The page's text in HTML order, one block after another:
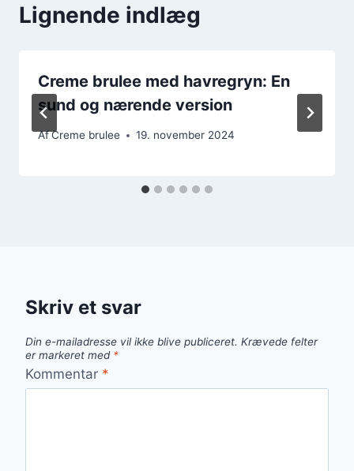
Lignende indlæg
Creme brulee med havregryn: En
sund og nærende version
AfCreme brulee 19. november 2024
Skriv et svar
Din e-mailadresse vil ikke blive publiceret. Krævede felter
er markeret med *
Kommentar *